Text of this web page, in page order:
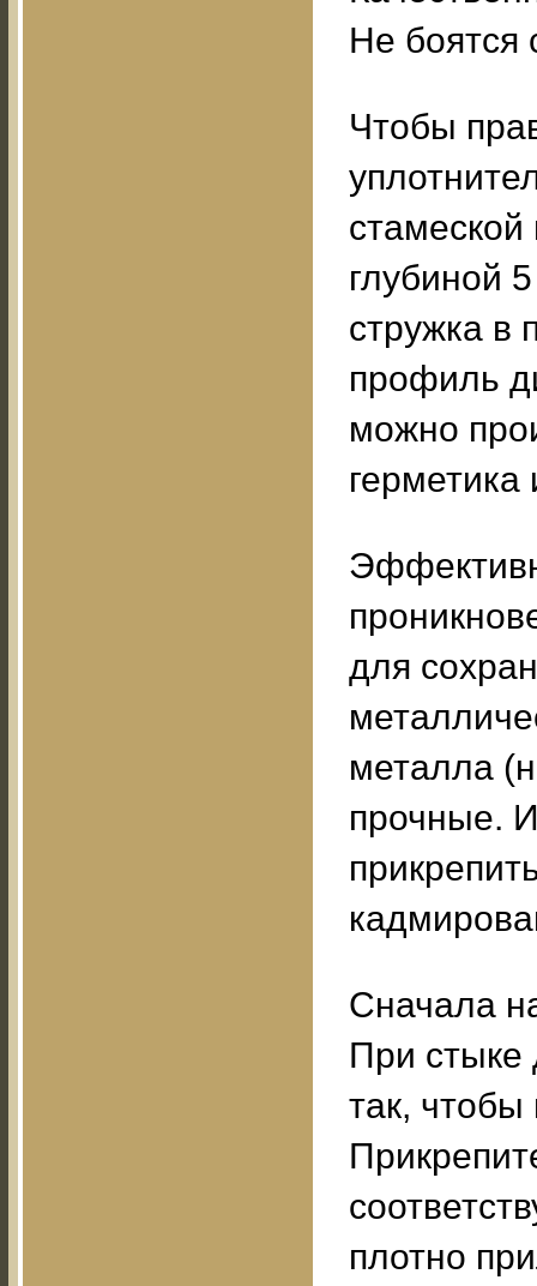
Не боятся
Чтобы
глубиной
стружка в
профиль
можно
герметика
для
металла
прочные.
Сначала
При стыке
так,
плотно